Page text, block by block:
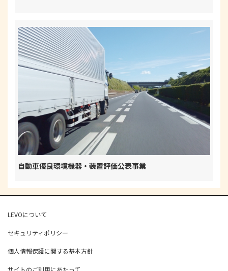
自動車優良環境機器・装置評価公表事業
LEVOについて
セキュリティポリシー
個人情報保護に関する基本方針
サイトのご利用にあたって